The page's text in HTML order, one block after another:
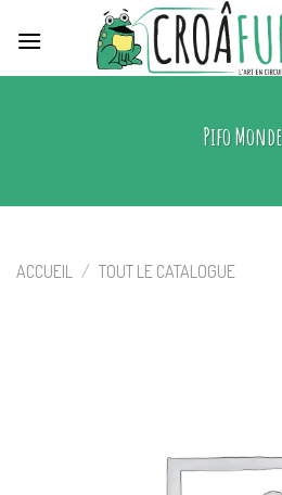
Pifo Monde
ACCUEIL / TOUT LE CATALOGUE